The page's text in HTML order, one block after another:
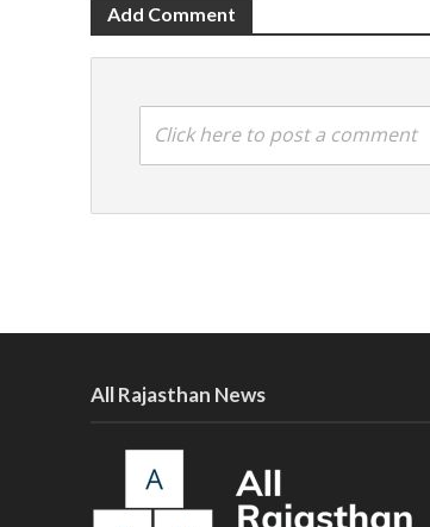
Add Comment
Click here to post a comment
All Rajasthan News